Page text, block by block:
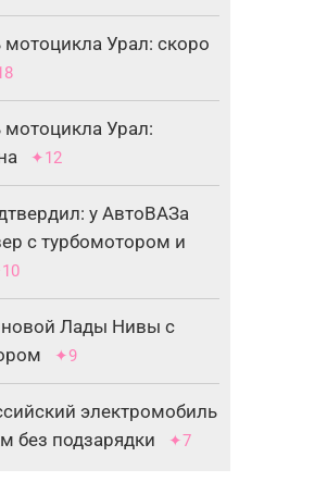
Урал: скоро
Урал:
✦12
у АвтоВАЗа
с турбомотором и
новой Лады Нивы с
✦9
электромобиль
без подзарядки
✦7